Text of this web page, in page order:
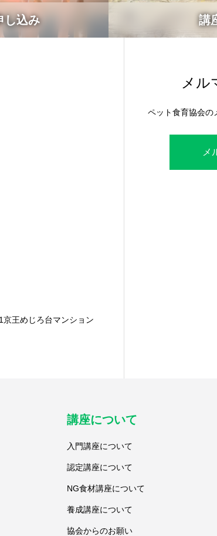
し込み 講
王めじろ台マンション
メル
ペット食育協会の
メ
講座について
入門講座について
認定講座について
NG食材講座について
養成講座について
協会からのお願い